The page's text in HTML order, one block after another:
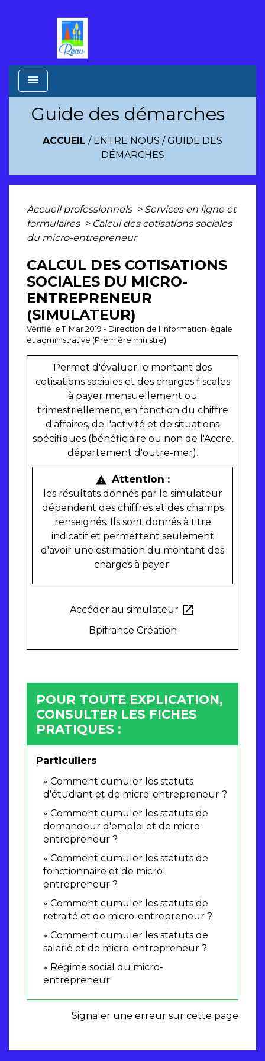
menu
Guide des démarches
ACCUEIL / ENTRE NOUS /GUIDE DES
DÉMARCHES
Accueil professionnels > Services en ligne et
formulaires > Calcul des cotisations sociales
du micro-entrepreneur
CALCUL DES COTISATIONS
SOCIALES DU MICRO-
ENTREPRENEUR
(SIMULATEUR)
Vérifié le 11 Mar 2019 - Direction de l'information légale
et administrative (Première ministre)
Permet d'évaluer le montant des
cotisations sociales et des charges fiscales
à payer mensuellement ou
trimestriellement, en fonction du chiffre
d'affaires, de l'activité et de situations
spécifiques (bénéficiaire ou non de l'Accre,
département d'outre-mer).
warning Attention :
les résultats donnés par le simulateur
dépendent des chiffres et des champs
renseignés. Ils sont donnés à titre
indicatif et permettent seulement
d'avoir une estimation du montant des
charges à payer.
Accéder au simulateur open_in_new
Bpifrance Création
POUR TOUTE EXPLICATION,
CONSULTER LES FICHES
PRATIQUES :
Particuliers
Comment cumuler les statuts
d'étudiant et de micro-entrepreneur ?
Comment cumuler les statuts de
demandeur d'emploi et de micro-
entrepreneur ?
Comment cumuler les statuts de
fonctionnaire et de micro-
entrepreneur ?
Comment cumuler les statuts de
retraité et de micro-entrepreneur ?
Comment cumuler les statuts de
salarié et de micro-entrepreneur ?
Régime social du micro-
entrepreneur
Signaler une erreur sur cette page